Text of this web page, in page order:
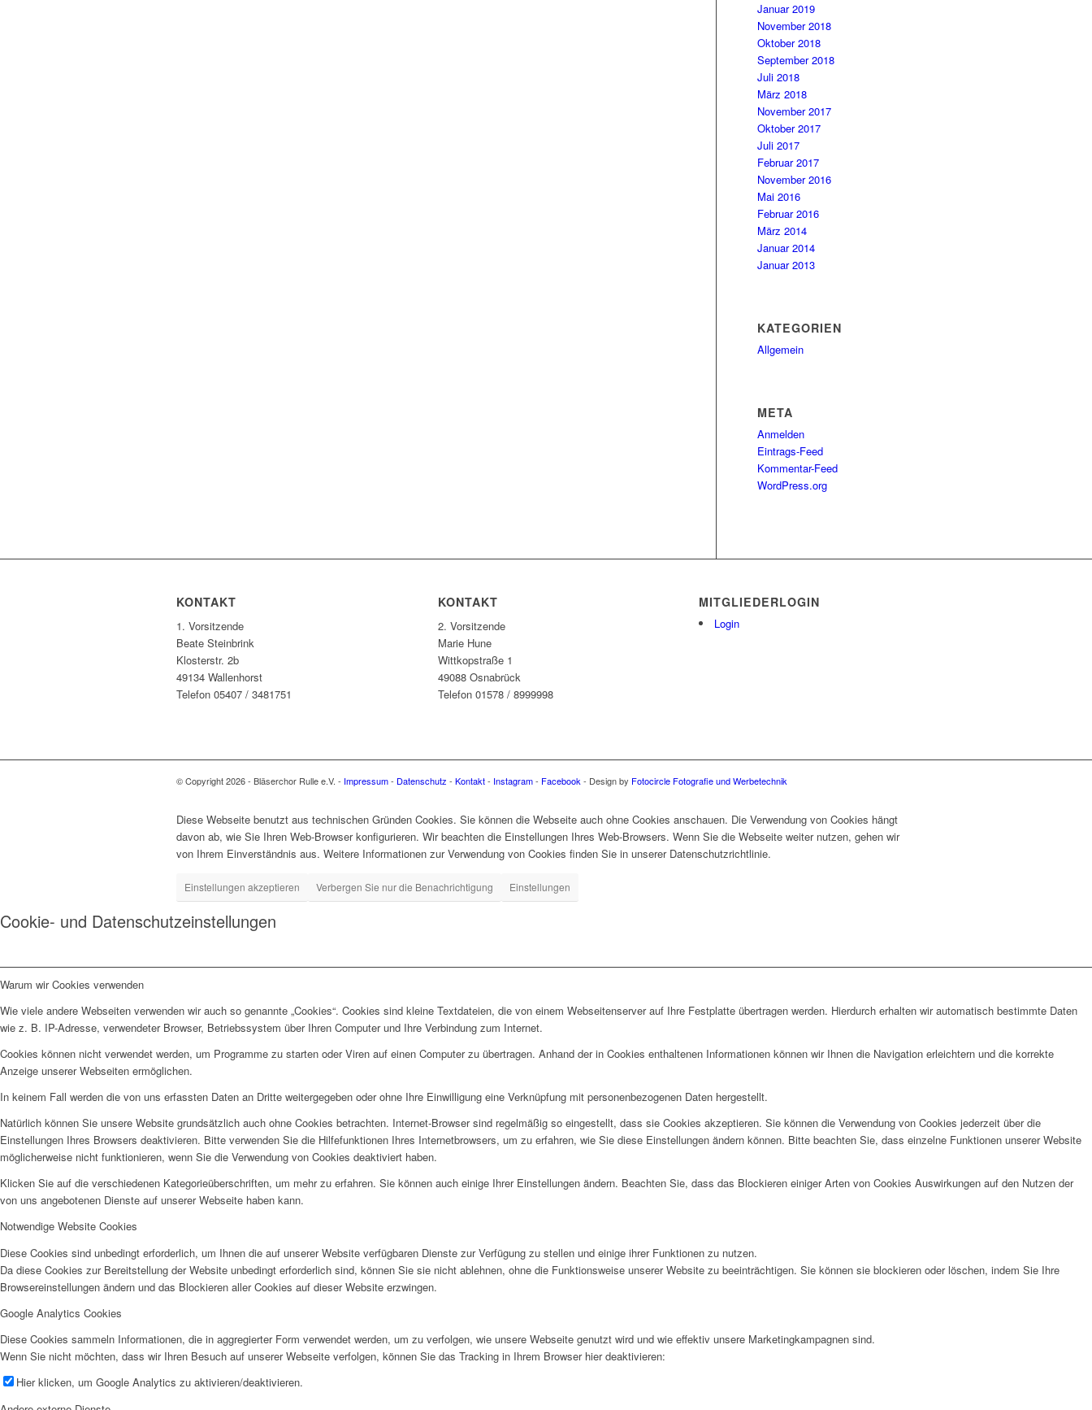
Januar 2019
November 2018
Oktober 2018
September 2018
Juli 2018
März 2018
November 2017
Oktober 2017
Juli 2017
Februar 2017
November 2016
Mai 2016
Februar 2016
März 2014
Januar 2014
Januar 2013
KATEGORIEN
Allgemein
META
Anmelden
Eintrags-Feed
Kommentar-Feed
WordPress.org
KONTAKT
1. Vorsitzende
Beate Steinbrink
Klosterstr. 2b
49134 Wallenhorst
Telefon 05407 / 3481751
KONTAKT
2. Vorsitzende
Marie Hune
Wittkopstraße 1
49088 Osnabrück
Telefon 01578 / 8999998
MITGLIEDERLOGIN
Login
© Copyright 2026 - Bläserchor Rulle e.V. - Impressum- Datenschutz - Kontakt- Instagram- Facebook - Design by Fotocircle Fotografie und Werbetechnik
Diese Webseite benutzt aus technischen Gründen Cookies. Sie können die Webseite auch ohne Cookies anschauen. Die Verwendung von Cookies hängt
davon ab, wie Sie Ihren Web-Browser konfigurieren. Wir beachten die Einstellungen Ihres Web-Browsers. Wenn Sie die Webseite weiter nutzen, gehen wir
von Ihrem Einverständnis aus. Weitere Informationen zur Verwendung von Cookies finden Sie in unserer Datenschutzrichtlinie.
Einstellungen akzeptieren Verbergen Sie nur die Benachrichtigung Einstellungen
Cookie- und Datenschutzeinstellungen
Warum wir Cookies verwenden
Wie viele andere Webseiten verwenden wir auch so genannte „Cookies“. Cookies sind kleine Textdateien, die von einem Webseitenserver auf Ihre Festplatte übertragen werden. Hierdurch erhalten wir automatisch bestimmte Daten
wie z. B. IP-Adresse, verwendeter Browser, Betriebssystem über Ihren Computer und Ihre Verbindung zum Internet.
Cookies können nicht verwendet werden, um Programme zu starten oder Viren auf einen Computer zu übertragen. Anhand der in Cookies enthaltenen Informationen können wir Ihnen die Navigation erleichtern und die korrekte
Anzeige unserer Webseiten ermöglichen.
In keinem Fall werden die von uns erfassten Daten an Dritte weitergegeben oder ohne Ihre Einwilligung eine Verknüpfung mit personenbezogenen Daten hergestellt.
Natürlich können Sie unsere Website grundsätzlich auch ohne Cookies betrachten. Internet-Browser sind regelmäßig so eingestellt, dass sie Cookies akzeptieren. Sie können die Verwendung von Cookies jederzeit über die
Einstellungen Ihres Browsers deaktivieren. Bitte verwenden Sie die Hilfefunktionen Ihres Internetbrowsers, um zu erfahren, wie Sie diese Einstellungen ändern können. Bitte beachten Sie, dass einzelne Funktionen unserer Website
möglicherweise nicht funktionieren, wenn Sie die Verwendung von Cookies deaktiviert haben.
Klicken Sie auf die verschiedenen Kategorieüberschriften, um mehr zu erfahren. Sie können auch einige Ihrer Einstellungen ändern. Beachten Sie, dass das Blockieren einiger Arten von Cookies Auswirkungen auf den Nutzen der
von uns angebotenen Dienste auf unserer Webseite haben kann.
Notwendige Website Cookies
Diese Cookies sind unbedingt erforderlich, um Ihnen die auf unserer Website verfügbaren Dienste zur Verfügung zu stellen und einige ihrer Funktionen zu nutzen.
Da diese Cookies zur Bereitstellung der Website unbedingt erforderlich sind, können Sie sie nicht ablehnen, ohne die Funktionsweise unserer Website zu beeinträchtigen. Sie können sie blockieren oder löschen, indem Sie Ihre
Browsereinstellungen ändern und das Blockieren aller Cookies auf dieser Website erzwingen.
Google Analytics Cookies
Diese Cookies sammeln Informationen, die in aggregierter Form verwendet werden, um zu verfolgen, wie unsere Webseite genutzt wird und wie effektiv unsere Marketingkampagnen sind.
Wenn Sie nicht möchten, dass wir Ihren Besuch auf unserer Webseite verfolgen, können Sie das Tracking in Ihrem Browser hier deaktivieren:
Hier klicken, um Google Analytics zu aktivieren/deaktivieren.